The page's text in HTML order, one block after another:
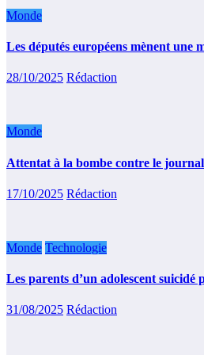
Monde
Les députés européens mènent une
28/10/2025 Rédaction
Monde
Attentat à la bombe contre le
17/10/2025 Rédaction
Monde Technologie
Les parents d’un adolescent
31/08/2025 Rédaction